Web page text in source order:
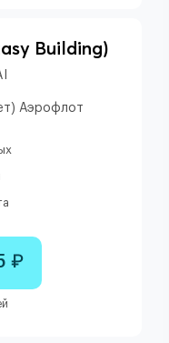
Building)
Аэрофлот
₽